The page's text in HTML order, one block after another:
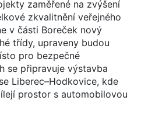
zaměřené na zvýšení
zkvalitnění veřejného
v části Boreček nový
třídy, upraveny budou
pro bezpečné
se připravuje výstavba
Liberec–Hodkovice, kde
prostor s automobilovou